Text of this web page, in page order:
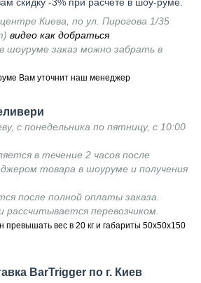
Киева, по ул. Пирогова 1/35
видео как добраться
шоуруме заказ можно забрать в
Вам уточнит наш менеджер
с понедельника по пятницу, с 10:00
в течение 2 часов после
товара в шоуруме и получения
после полной оплаты заказа.
перевозчиком.
превышать вес в 20 кг и габариты 50х50х150
BarTrigger по г. Киев